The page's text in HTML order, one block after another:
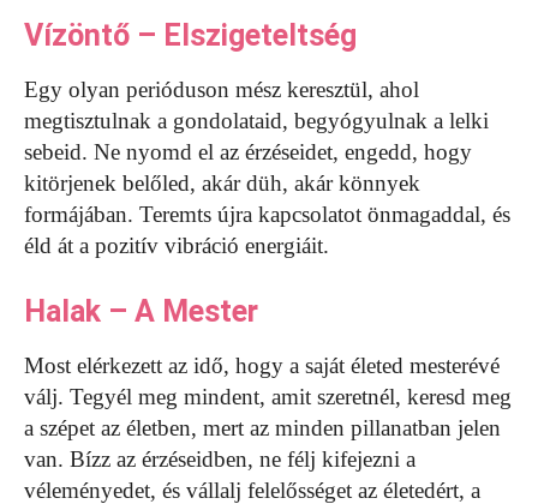
Vízöntő – Elszigeteltség
Egy olyan perióduson mész keresztül, ahol
megtisztulnak a gondolataid, begyógyulnak a lelki
sebeid. Ne nyomd el az érzéseidet, engedd, hogy
kitörjenek belőled, akár düh, akár könnyek
formájában. Teremts újra kapcsolatot önmagaddal, és
éld át a pozitív vibráció energiáit.
Halak – A Mester
Most elérkezett az idő, hogy a saját életed mesterévé
válj. Tegyél meg mindent, amit szeretnél, keresd meg
a szépet az életben, mert az minden pillanatban jelen
van. Bízz az érzéseidben, ne félj kifejezni a
véleményedet, és vállalj felelősséget az életedért, a